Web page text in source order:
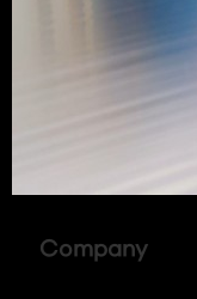
Company